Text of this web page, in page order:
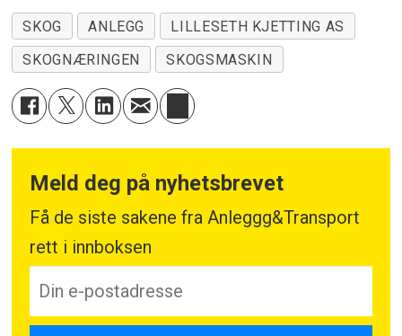
SKOG ANLEGG
LILLESETH KJETTING AS
SKOGNÆRINGEN
SKOGSMASKIN
Meld deg på nyhetsbrevet
Få de siste sakene fra Anleggg&Transport
rett i innboksen